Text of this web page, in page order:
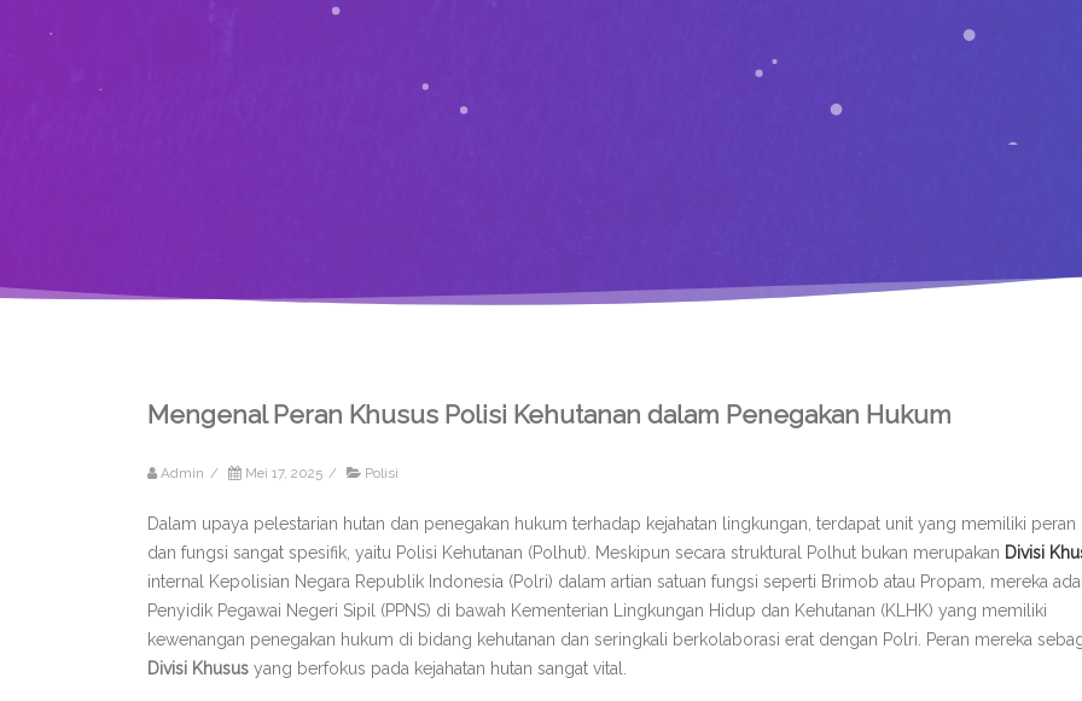
Mengenal Peran Khusus Polisi Kehutanan dalam Penegakan Hukum
Admin / Mei 17, 2025 / Polisi
Dalam upaya pelestarian hutan dan penegakan hukum terhadap kejahatan lingkungan, terdapat unit yang memiliki peran
dan fungsi sangat spesifik, yaitu Polisi Kehutanan (Polhut). Meskipun secara struktural Polhut bukan merupakan Divisi
internal Kepolisian Negara Republik Indonesia (Polri) dalam artian satuan fungsi seperti Brimob atau Propam, mereka
Penyidik Pegawai Negeri Sipil (PPNS) di bawah Kementerian Lingkungan Hidup dan Kehutanan (KLHK) yang memiliki
kewenangan penegakan hukum di bidang kehutanan dan seringkali berkolaborasi erat dengan Polri. Peran mereka
Divisi Khusus yang berfokus pada kejahatan hutan sangat vital.